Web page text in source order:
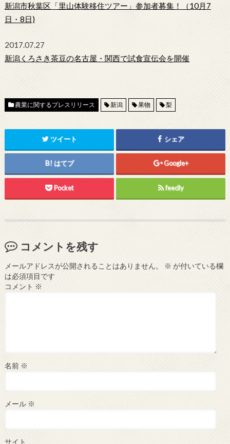
新潟市秋葉区「里山体験移住ツアー」参加者募集！（10月7
日・8日)
2017.07.27
新潟くろさき茶豆の名古屋・関西で試食宣伝会を開催
農業に関するプレスリリース 新潟 果物 梨
ツイート シェア
はてブ Google+
Pocket feedly
コメントを残す
メールアドレスが公開されることはありません。 ※ が付いている欄
は必須項目です
コメント ※
名前 ※
メール ※
サイト